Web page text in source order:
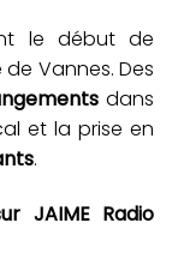
le début de
Vannes. Des
dans
et la prise en
.
JAIME Radio